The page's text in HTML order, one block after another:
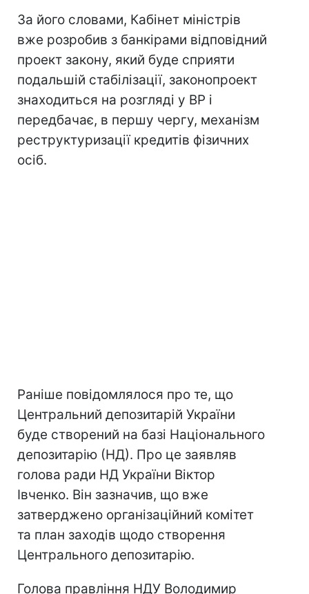
За його словами, Кабінет міністрів
вже розробив з банкірами відповідний
проект закону, який буде сприяти
подальшій стабілізації, законопроект
знаходиться на розгляді у ВР і
передбачає, в першу чергу, механізм
реструктуризації кредитів фізичних
осіб.
Раніше повідомлялося про те, що
Центральний депозитарій України
буде створений на базі Національного
депозитарію (НД). Про це заявляв
голова ради НД України Віктор
Івченко. Він зазначив, що вже
затверджено організаційний комітет
та план заходів щодо створення
Центрального депозитарію.
Голова правління НДУ Володимир